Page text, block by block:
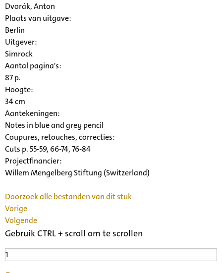
Dvorák, Anton
Plaats van uitgave:
Berlin
Uitgever:
Simrock
Aantal pagina's:
87 p.
Hoogte:
34 cm
Aantekeningen:
Notes in blue and grey pencil
Coupures, retouches, correcties:
Cuts p. 55-59, 66-74, 76-84
Projectfinancier:
Willem Mengelberg Stiftung (Switzerland)
Doorzoek alle bestanden van dit stuk
Vorige
Volgende
Gebruik CTRL + scroll om te scrollen